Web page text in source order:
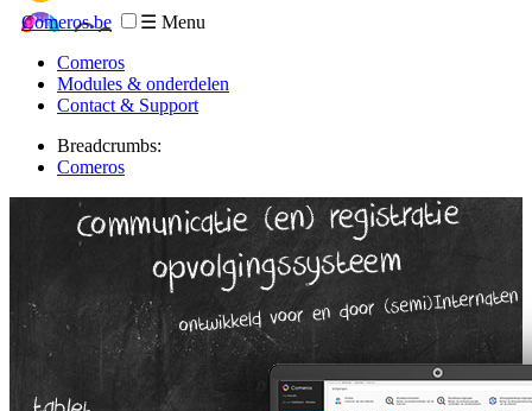
Comeros.be
☰ Menu
Comeros
Modules & onderdelen
Contact & Support
Breadcrumbs:
Comeros